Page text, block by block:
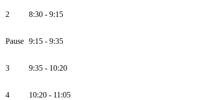
2 8:30 - 9:15
Pause 9:15 - 9:35
3 9:35 - 10:20
4 10:20 - 11:05